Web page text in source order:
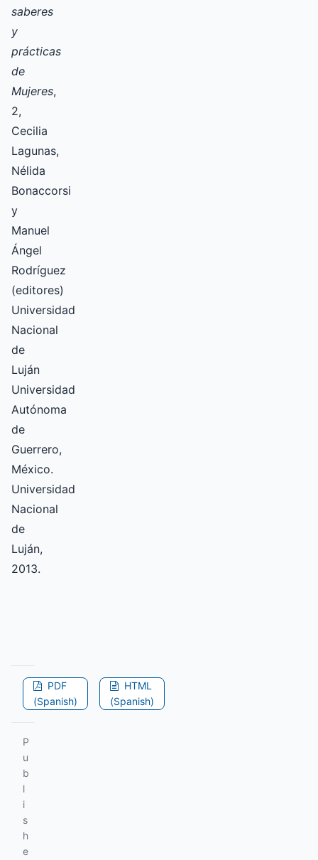
saberes
y
prácticas
de
Mujeres,
2,
Cecilia
Lagunas,
Nélida
Bonaccorsi
y
Manuel
Ángel
Rodríguez
(editores)
Universidad
Nacional
de
Luján
Universidad
Autónoma
de
Guerrero,
México.
Universidad
Nacional
de
Luján,
2013.
PDF
(Spanish)
HTML
(Spanish)
P
u
b
l
i
s
h
e